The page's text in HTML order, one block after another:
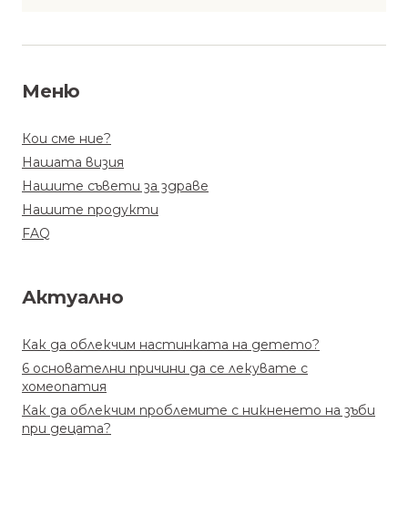
Меню
Кои сме ние?
Нашата визия
Нашите съвети за здраве
Нашите продукти
FAQ
Актуално
Как да облекчим настинката на детето?
6 основателни причини да се лекувате с
хомеопатия
Как да облекчим проблемите с никненето на зъби
при децата?